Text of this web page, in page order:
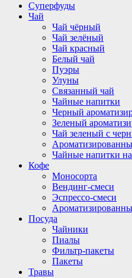
Суперфуды
Чай
Чай чёрный
Чай зелёный
Чай красный
Белый чай
Пуэры
Улуны
Связанный чай
Чайные напитки
Черный
Зеленый
Чай зеленый с
Чайные напитки на
Кофе
Моносорта
Вендинг-смеси
Эспрессо-смеси
Посуда
Чайники
Пиалы
Фильтр-пакеты
Пакеты
Травы